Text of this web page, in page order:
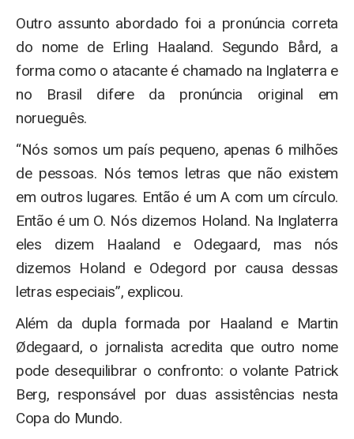
Outro assunto abordado foi a pronúncia correta
do nome de Erling Haaland. Segundo Bård, a
forma como o atacante é chamado na Inglaterra e
no Brasil difere da pronúncia original em
norueguês.
“Nós somos um país pequeno, apenas 6 milhões
de pessoas. Nós temos letras que não existem
em outros lugares. Então é um A com um círculo.
Então é um O. Nós dizemos Holand. Na Inglaterra
eles dizem Haaland e Odegaard, mas nós
dizemos Holand e Odegord por causa dessas
letras especiais”, explicou.
Além da dupla formada por Haaland e Martin
Ødegaard, o jornalista acredita que outro nome
pode desequilibrar o confronto: o volante Patrick
Berg, responsável por duas assistências nesta
Copa do Mundo.